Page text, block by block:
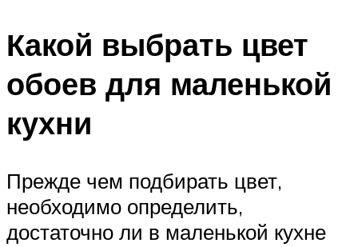
Какой выбрать цвет
обоев для маленькой
кухни
Прежде чем подбирать цвет,
необходимо определить,
достаточно ли в маленькой кухне